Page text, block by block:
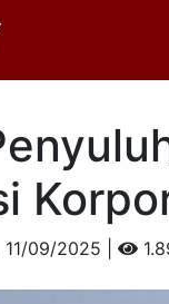
11/09/2025 |